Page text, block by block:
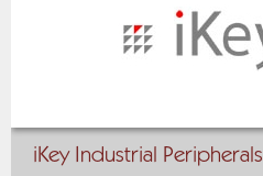
iKey Industrial Peripherals